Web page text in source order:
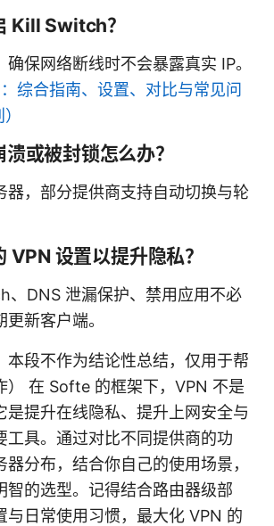
Kill Switch？
保网络断线时不会暴露真实 IP。
综合指南、设置、对比与常见问
或被封锁怎么办？
器，部分提供商支持自动切换与轮
VPN 设置以提升隐私？
、DNS 泄漏保护、禁用应用不必
新客户端。
本段不作为结论性总结，仅用于帮
） 在 Softe 的框架下，VPN 不是
是提升在线隐私、提升上网安全与
工具。通过对比不同提供商的功
器分布，结合你自己的使用场景，
智的选型。记得结合路由器级部
与日常使用习惯，最大化 VPN 的